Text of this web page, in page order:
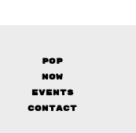
Pop
Now
Events
Contact